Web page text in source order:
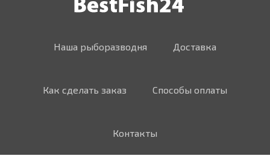
Наша рыборазводня Доставка
Как сделать заказ Способы оплаты
Контакты